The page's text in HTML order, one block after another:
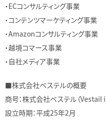
・ECコンサルティング事業
・コンテンツマーケティング事業
・Amazonコンサルティング事業
・越境コマース事業
・自社メディア事業
■株式会社ベステルの概要
商号：株式会社ベステル（Vestail
設立時期：平成25年2月